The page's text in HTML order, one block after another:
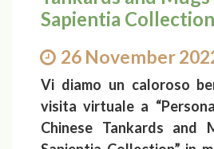
Sapientia Collection
26 November
Vi diamo un caloroso
visita virtuale a
Chinese Tankards and